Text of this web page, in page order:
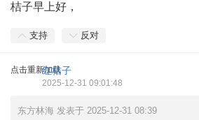
桔子早上好，
支持 反对
点击重新加载
红桔子
2025-12-31 09:01:48
东方林海 发表于 2025-12-31 08:39